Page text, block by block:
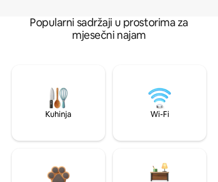
Popularni sadržaji u prostorima za
mjesečni najam
Kuhinja Wi-Fi